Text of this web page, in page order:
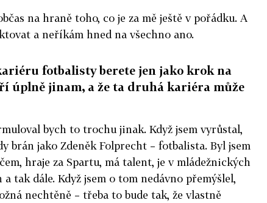
na hraně toho, co je za mě ještě v pořádku. A
a neříkám hned na všechno ano.
fotbalisty berete jen jako krok na
úplně jinam, a že ta druhá kariéra může
bych to trochu jinak. Když jsem vyrůstal,
brán jako Zdeněk Folprecht – fotbalista. Byl jsem
hraje za Spartu, má talent, je v mládežnických
tak dále. Když jsem o tom nedávno přemýšlel,
nechtěně – třeba to bude tak, že vlastně